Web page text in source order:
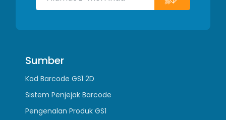
Sumber
Kod Barcode GS1 2D
Sistem Penjejak Barcode
Pengenalan Produk GS1